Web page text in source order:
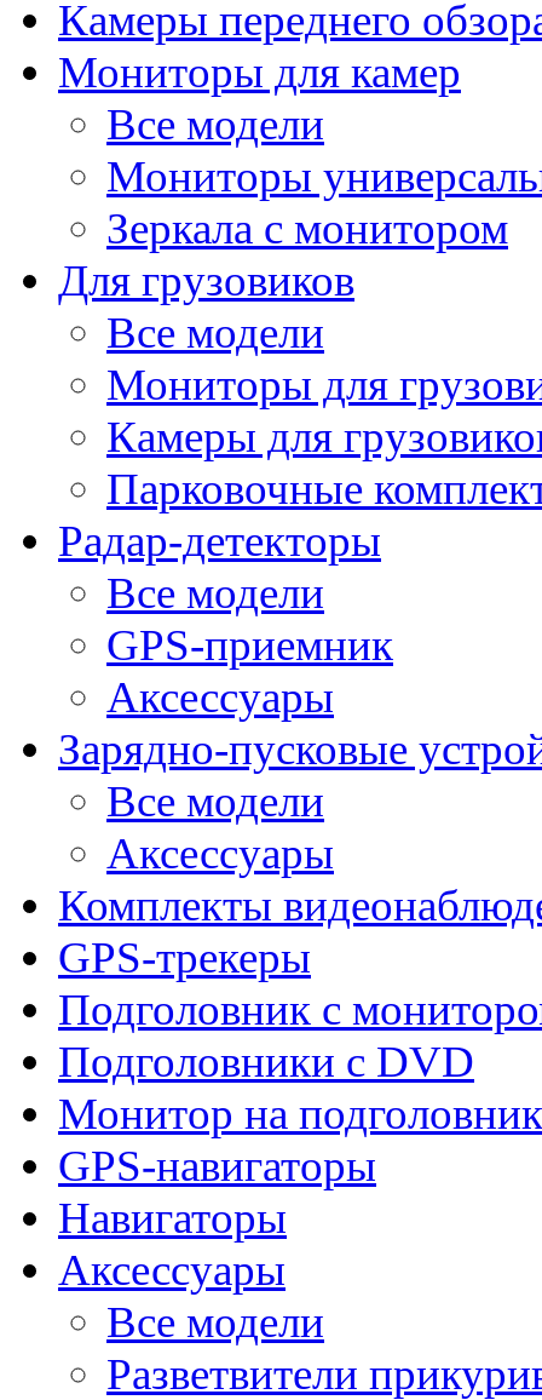
Камеры переднего
Мониторы для камер
Все модели
Мониторы
Зеркала с монитором
Для грузовиков
Все модели
Мониторы для
Камеры для
Парковочные
Радар-детекторы
Все модели
GPS-приемник
Аксессуары
Зарядно-пусковые
Все модели
Аксессуары
Комплекты
GPS-трекеры
Подголовник с
Подголовники с DVD
Монитор на подголовник
GPS-навигаторы
Навигаторы
Аксессуары
Все модели
Разветвители